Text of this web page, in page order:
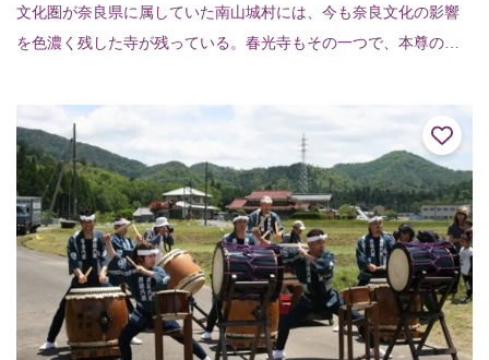
文化圏が奈良県に属していた南山城村には、今も奈良文化の影響
を色濃く残した寺が残っている。春光寺もその一つで、本尊の木
像の系統を受け継いで...